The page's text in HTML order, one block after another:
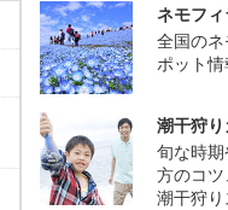
ネモフ
全国の
ポット
潮干狩
旬な時
方のコ
潮干狩